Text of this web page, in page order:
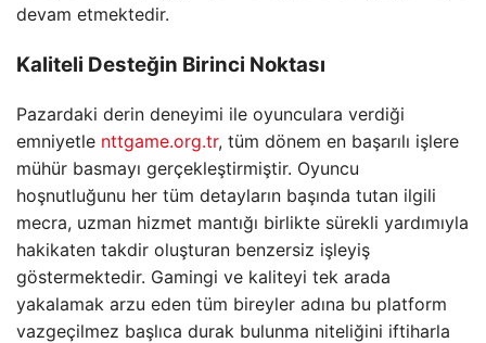
devam etmektedir.
Kaliteli Desteğin Birinci Noktası
Pazardaki derin deneyimi ile oyunculara verdiği
emniyetle nttgame.org.tr, tüm dönem en başarılı işlere
mühür basmayı gerçekleştirmiştir. Oyuncu
hoşnutluğunu her tüm detayların başında tutan ilgili
mecra, uzman hizmet mantığı birlikte sürekli yardımıyla
hakikaten takdir oluşturan benzersiz işleyiş
göstermektedir. Gamingi ve kaliteyi tek arada
yakalamak arzu eden tüm bireyler adına bu platform
vazgeçilmez başlıca durak bulunma niteliğini iftiharla